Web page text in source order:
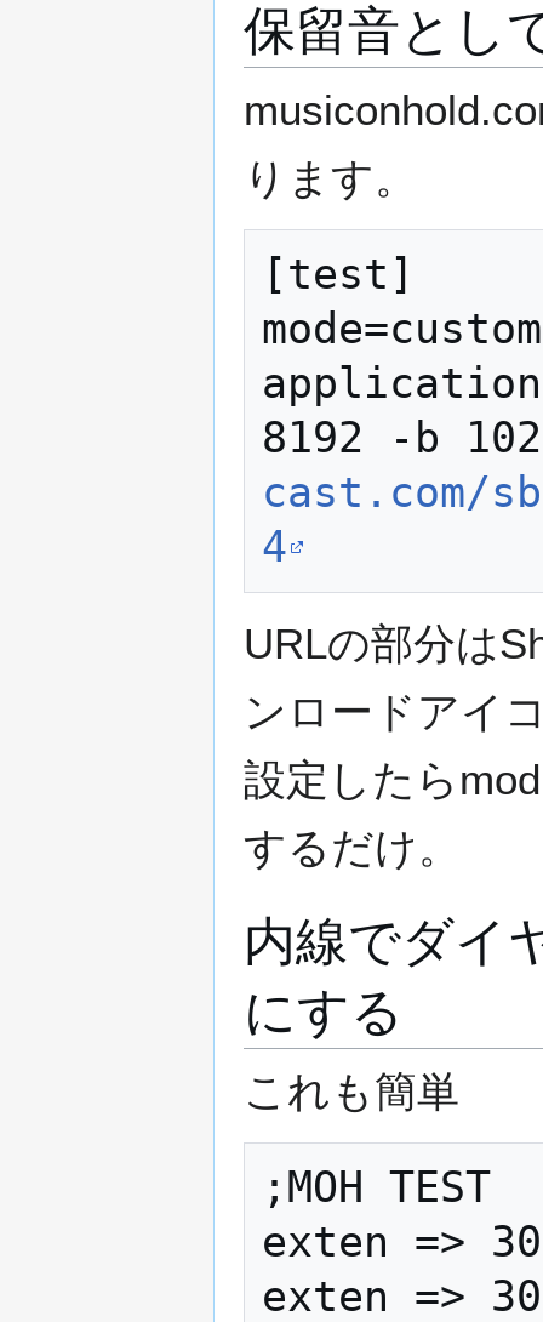
保留音とし
ります。
[test]
mode=custom
8192 -b
cast.com/
4
URLの部分は
ンロードアイ
設定したら
するだけ。
内線でダイ
にする
これも簡単
;MOH TEST
exten =>
exten =>